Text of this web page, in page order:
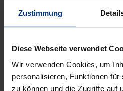
Zustimmung
Diese Webseite verwendet
Wir verwenden Cookies, um
personalisieren, Funktionen
zu können und die Zugriffe auf
Rombach, 1. Auflage 2012
48,00 €inkl. MwSt.